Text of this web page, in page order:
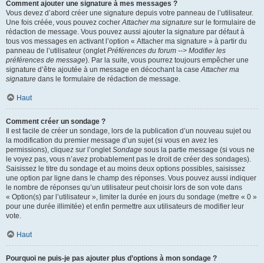
Comment ajouter une signature à mes messages ?
Vous devez d’abord créer une signature depuis votre panneau de l’utilisateur.
Une fois créée, vous pouvez cocherAttacher ma signature sur le formulaire de
rédaction de message. Vous pouvez aussi ajouter la signature par défaut à
tous vos messages en activant l’option « Attacher ma signature » à partir du
panneau de l’utilisateur (ongletPréférences du forum --> Modifier les
préférences de message). Par la suite, vous pourrez toujours empêcher une
signature d’être ajoutée à un message en décochant la caseAttacher ma
signature dans le formulaire de rédaction de message.
Haut
Comment créer un sondage ?
Il est facile de créer un sondage, lors de la publication d’un nouveau sujet ou
la modification du premier message d’un sujet (si vous en avez les
permissions), cliquez sur l’ongletSondage sous la partie message (si vous ne
le voyez pas, vous n’avez probablement pas le droit de créer des sondages).
Saisissez le titre du sondage et au moins deux options possibles, saisissez
une option par ligne dans le champ des réponses. Vous pouvez aussi indiquer
le nombre de réponses qu’un utilisateur peut choisir lors de son vote dans
« Option(s) par l’utilisateur », limiter la durée en jours du sondage (mettre « 0 »
pour une durée illimitée) et enfin permettre aux utilisateurs de modifier leur
vote.
Haut
Pourquoi ne puis-je pas ajouter plus d’options à mon sondage ?